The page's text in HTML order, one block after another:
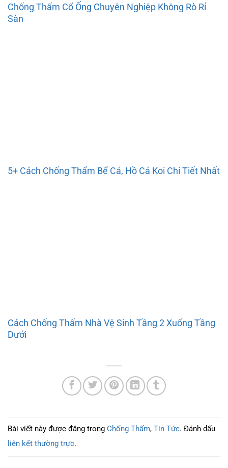
Chống Thấm Cổ Ống Chuyên Nghiệp Không Rò Rỉ
Sàn
5+ Cách Chống Thẩm Bể Cá, Hồ Cá Koi Chi Tiết Nhất
Cách Chống Thấm Nhà Vệ Sinh Tầng 2 Xuống Tầng
Dưới
Bài viết này được đăng trong Chống Thấm, Tin Tức. Đánh dấu
liên kết thường trực.